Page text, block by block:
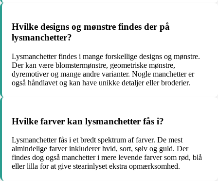
Hvilke designs og mønstre findes der på
lysmanchetter?
Lysmanchetter findes i mange forskellige designs og mønstre.
Der kan være blomstermønstre, geometriske mønstre,
dyremotiver og mange andre varianter. Nogle manchetter er
også håndlavet og kan have unikke detaljer eller broderier.
Hvilke farver kan lysmanchetter fås i?
Lysmanchetter fås i et bredt spektrum af farver. De mest
almindelige farver inkluderer hvid, sort, sølv og guld. Der
findes dog også manchetter i mere levende farver som rød, blå
eller lilla for at give stearinlyset ekstra opmærksomhed.